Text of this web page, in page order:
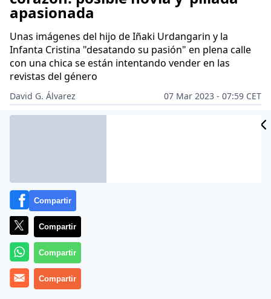
apasionada
Unas imágenes del hijo de Iñaki Urdangarin y la
Infanta Cristina "desatando su pasión" en plena calle
con una chica se están intentando vender en las
revistas del género
David G. Álvarez
07 Mar 2023 - 07:59 CET
Archivado en: CRISTINA DE BORBÓN Y GRECIA IÑAKI
Compartir
Compartir
Compartir
Compartir